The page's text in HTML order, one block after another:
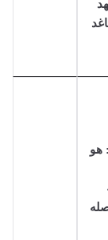
هو
اصله